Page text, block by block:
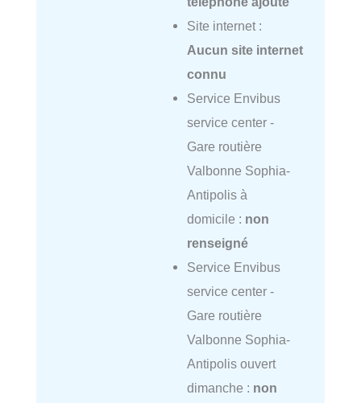
Site internet :
Aucun site internet
connu
Service Envibus
service center -
Gare routière
Valbonne Sophia-
Antipolis à
domicile : non
renseigné
Service Envibus
service center -
Gare routière
Valbonne Sophia-
Antipolis ouvert
dimanche : non